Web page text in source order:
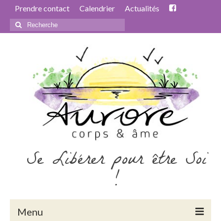
Prendre contact Calendrier Actualités
Rechercher
:
Se Libérer pour être Soi
!
Menu